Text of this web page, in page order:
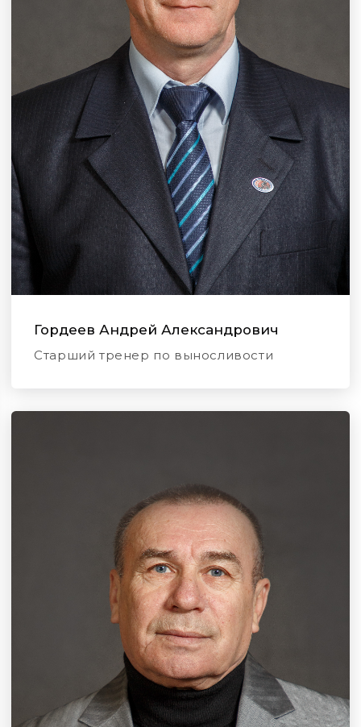
Гордеев Андрей Александрович
Старший тренер по выносливости